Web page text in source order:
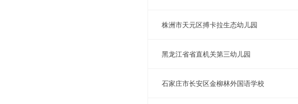
株洲市天元区搏卡拉生态幼儿园
黑龙江省省直机关第三幼儿园
石家庄市长安区金柳林外国语学校